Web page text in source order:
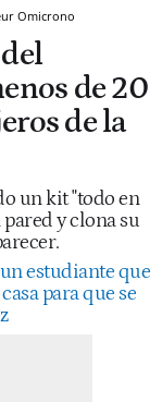
Omicrono
de 20
de la
un kit "todo en
y clona su
estudiante que
para que se